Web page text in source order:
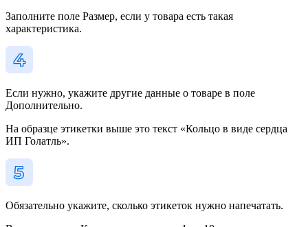
Заполните поле Размер, если у товара есть такая
характеристика.
Если нужно, укажите другие данные о товаре в поле
Дополнительно.
На образце этикетки выше это текст «Кольцо в виде сердца
ИП Голатль».
Обязательно укажите, сколько этикеток нужно напечатать.